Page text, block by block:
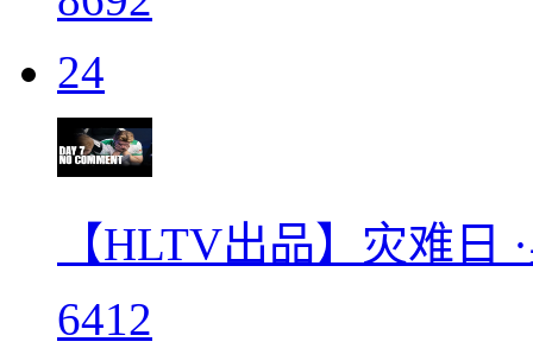
24
【HLTV出品】灾难日
6412